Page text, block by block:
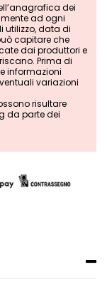
dei
ad ogni
utilizzo, data di
capitare che
dai produttori e
Prima di
informazioni
variazioni
risultare
da parte dei